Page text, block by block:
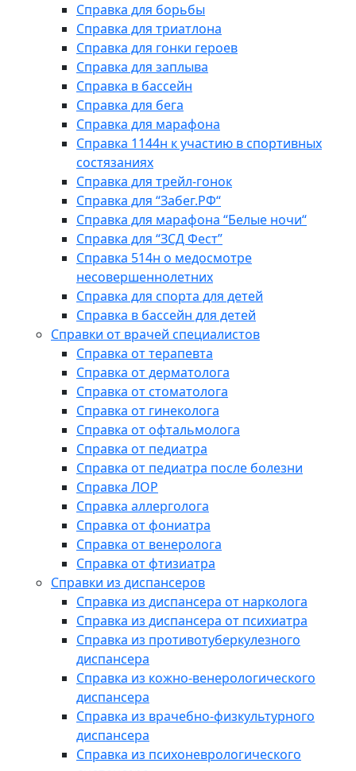
Справка для борьбы
Справка для триатлона
Справка для гонки героев
Справка для заплыва
Справка в бассейн
Справка для бега
Справка для марафона
Справка 1144н к участию в спортивных
состязаниях
Справка для трейл-гонок
Справка для “Забег.РФ“
Справка для марафона “Белые ночи“
Справка для “ЗСД Фест”
Справка 514н о медосмотре
несовершеннолетних
Справка для спорта для детей
Справка в бассейн для детей
Справки от врачей специалистов
Справка от терапевта
Справка от дерматолога
Справка от стоматолога
Справка от гинеколога
Справка от офтальмолога
Справка от педиатра
Справка от педиатра после болезни
Справка ЛОР
Справка аллерголога
Справка от фониатра
Справка от венеролога
Справка от фтизиатра
Справки из диспансеров
Справка из диспансера от нарколога
Справка из диспансера от психиатра
Справка из противотуберкулезного
диспансера
Справка из кожно-венерологического
диспансера
Справка из врачебно-физкультурного
диспансера
Справка из психоневрологического